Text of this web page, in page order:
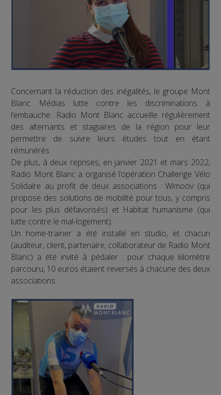
Concernant la réduction des inégalités, le groupe Mont
Blanc Médias lutte contre les discriminations à
l’embauche. Radio Mont Blanc accueille régulièrement
des alternants et stagiaires de la région pour leur
permettre de suivre leurs études tout en étant
rémunérés.
De plus, à deux reprises, en janvier 2021 et mars 2022,
Radio Mont Blanc a organisé l’opération Challenge Vélo
Solidaire au profit de deux associations : Wimoov (qui
propose des solutions de mobilité pour tous, y compris
pour les plus défavorisés) et Habitat humanisme (qui
lutte contre le mal-logement).
Un home-trainer a été installé en studio, et chacun
(auditeur, client, partenaire, collaborateur de Radio Mont
Blanc) a été invité à pédaler : pour chaque kilomètre
parcouru, 10 euros étaient reversés à chacune des deux
associations.